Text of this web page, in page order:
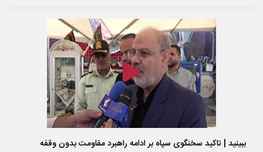
ببینید | تاکید سخنگوی سپاه بر ادامه راهبرد مقاومت بدون وقفه